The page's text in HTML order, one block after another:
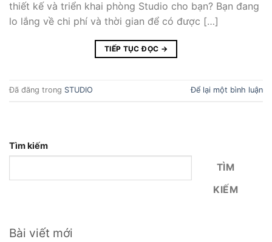
thiết kế và triển khai phòng Studio cho bạn? Bạn đang
lo lắng về chi phí và thời gian để có được […]
TIẾP TỤC ĐỌC →
Đã đăng trong STUDIO Để lại một bình luận
Tìm kiếm
TÌM
KIẾM
Bài viết mới